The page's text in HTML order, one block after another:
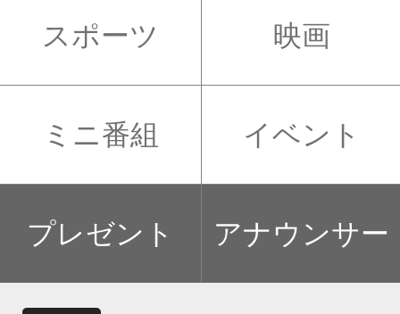
スポーツ 映画
ミニ番組 イベント
プレゼント アナウンサー